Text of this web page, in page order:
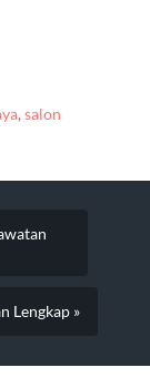
,salon
Lengkap »